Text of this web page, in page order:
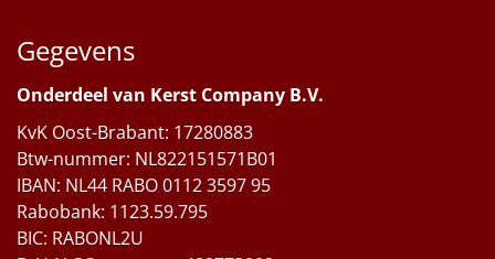
Gegevens
Onderdeel van Kerst Company B.V.
KvK Oost-Brabant: 17280883
Btw-nummer: NL822151571B01
IBAN: NL44 RABO 0112 3597 95
Rabobank: 1123.59.795
BIC: RABONL2U